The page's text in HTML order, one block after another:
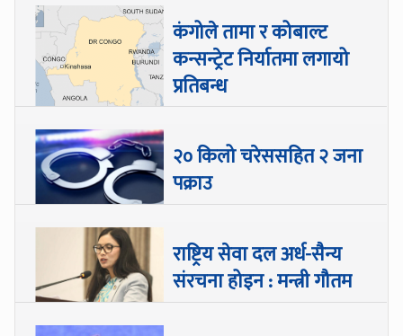
कंगोले तामा र कोबाल्ट
कन्सन्ट्रेट निर्यातमा लगायो
प्रतिबन्ध
२० किलो चरेससहित २ जना
पक्राउ
राष्ट्रिय सेवा दल अर्ध-सैन्य
संरचना होइन : मन्त्री गौतम